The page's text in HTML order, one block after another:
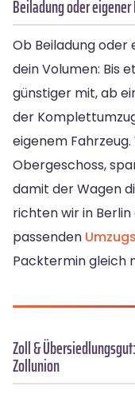
Beiladung oder
Ob Beiladung oder
dein Volumen: Bis
günstiger mit, ab
der
eigenem
Obergeschoss,
damit der Wagen
richten wir in Berlin
passenden
Packtermin gleich
Zoll &
Zollunion